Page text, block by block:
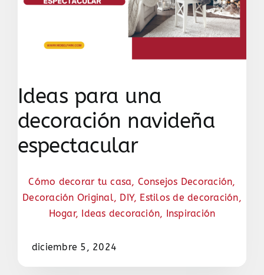
Ideas para una
decoración navideña
espectacular
Cómo decorar tu casa, Consejos Decoración,
Decoración Original, DIY, Estilos de decoración,
Hogar, Ideas decoración, Inspiración
diciembre 5, 2024